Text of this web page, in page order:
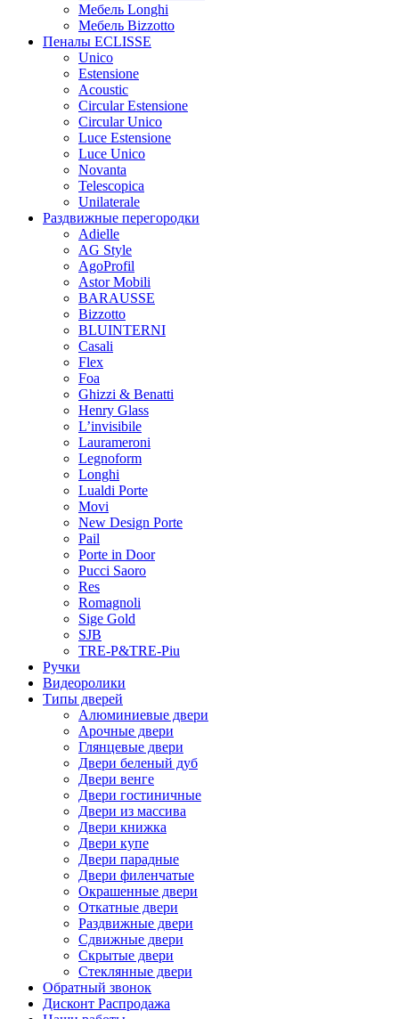
Мебель Longhi
Мебель Bizzotto
Пеналы ECLISSE
Unico
Estensione
Acoustic
Circular Estensione
Circular Unico
Luce Estensione
Luce Unico
Novanta
Telescopica
Unilaterale
Раздвижные перегородки
Adielle
AG Style
AgoProfil
Astor Mobili
BARAUSSE
Bizzotto
BLUINTERNI
Casali
Flex
Foa
Ghizzi & Benatti
Henry Glass
L’invisibile
Laurameroni
Legnoform
Longhi
Lualdi Porte
Movi
New Design Porte
Pail
Porte in Door
Pucci Saoro
Res
Romagnoli
Sige Gold
SJB
TRE-P&TRE-Piu
Ручки
Видеоролики
Типы дверей
Алюминиевые двери
Арочные двери
Глянцевые двери
Двери беленый дуб
Двери венге
Двери гостиничные
Двери из массива
Двери книжка
Двери купе
Двери парадные
Двери филенчатые
Окрашенные двери
Откатные двери
Раздвижные двери
Сдвижные двери
Скрытые двери
Стеклянные двери
Обратный звонок
Дисконт Распродажа